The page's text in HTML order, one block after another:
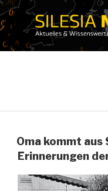
Zum
Inhalt
springen
Oma kommt aus
Erinnerungen